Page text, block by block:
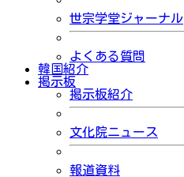
世宗学堂ジャーナル
よくある質問
韓国紹介
掲示板
掲示板紹介
文化院ニュース
報道資料